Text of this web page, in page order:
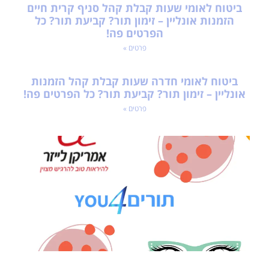
ביטוח לאומי שעות קבלת קהל סניף קרית חיים
הזמנות אונליין – זימון תור? קביעת תור? כל
הפרטים פה!
פרטים »
ביטוח לאומי חדרה שעות קבלת קהל הזמנות
אונליין – זימון תור? קביעת תור? כל הפרטים פה!
פרטים »